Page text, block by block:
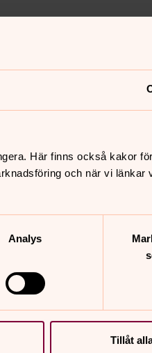
Här finns också kakor
och när vi länkar
Analys
Tillåt